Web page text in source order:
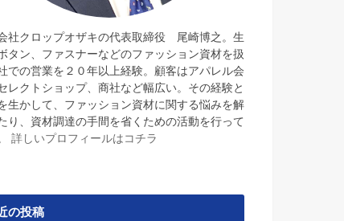
社クロップオザキの代表取締役 尾崎博之。生
タン、ファスナーなどのファッション資材を扱
での営業を２０年以上経験。顧客はアパレル会
レクトショップ、商社など幅広い。その経験と
生かして、ファッション資材に関する悩みを解
り、資材調達の手間を省くための活動を行って
詳しいプロフィールはコチラ
の投稿